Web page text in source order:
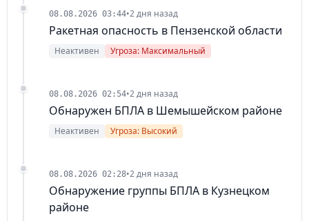
08.08.2026 03:44•2 дня назад
Ракетная опасность в Пензенской области
Неактивен Угроза: Максимальный
08.08.2026 02:54•2 дня назад
Обнаружен БПЛА в Шемышейском районе
Неактивен Угроза: Высокий
08.08.2026 02:28•2 дня назад
Обнаружение группы БПЛА в Кузнецком
районе